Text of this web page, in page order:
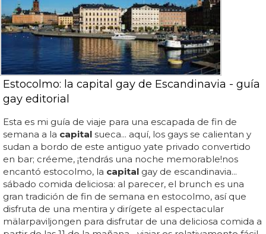
Estocolmo: la capital gay de Escandinavia - guía
gay editorial
Esta es mi guía de viaje para una escapada de fin de
semana a la capital sueca... aquí, los gays se calientan y
sudan a bordo de este antiguo yate privado convertido
en bar; créeme, ¡tendrás una noche memorable!nos
encantó estocolmo, la capital gay de escandinavia...
sábado comida deliciosa: al parecer, el brunch es una
gran tradición de fin de semana en estocolmo, así que
disfruta de una mentira y dirígete al espectacular
mälarpaviljongen para disfrutar de una deliciosa comida a